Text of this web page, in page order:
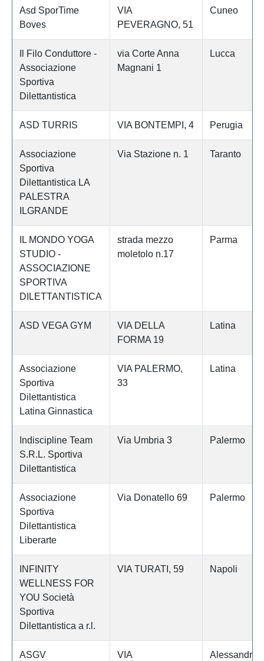
Asd SporTime
Boves
VIA
PEVERAGNO, 51
Cuneo
Il Filo Conduttore -
Associazione
Sportiva
Dilettantistica
via Corte Anna
Magnani 1
Lucca
ASD TURRIS VIA BONTEMPI, 4 Perugia
Associazione
Sportiva
Dilettantistica LA
PALESTRA
ILGRANDE
Via Stazione n. 1 Taranto
IL MONDO YOGA
STUDIO -
ASSOCIAZIONE
SPORTIVA
DILETTANTISTICA
strada mezzo
moletolo n.17
Parma
ASD VEGA GYM
VIA DELLA
FORMA 19
Latina
Associazione
Sportiva
Dilettantistica
Latina Ginnastica
VIA PALERMO,
33
Latina
Indiscipline Team
S.R.L. Sportiva
Dilettantistica
Via Umbria 3 Palermo
Associazione
Sportiva
Dilettantistica
Liberarte
Via Donatello 69 Palermo
INFINITY
WELLNESS FOR
YOU Società
Sportiva
Dilettantistica a r.l.
VIA TURATI, 59 Napoli
ASGV
VIA
Alessandria